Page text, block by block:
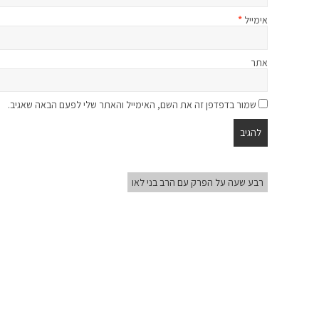
אימייל *
אתר
שמור בדפדפן זה את השם, האימייל והאתר שלי לפעם הבאה שאגיב.
רבע שעה על הפרק עם הרב בני לאו